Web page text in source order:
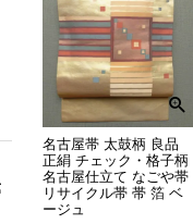
名古屋帯 太鼓柄 良品
正絹 チェック・格子柄
名古屋仕立て なごや帯
リサイクル帯 帯 箔 ベ
ージュ